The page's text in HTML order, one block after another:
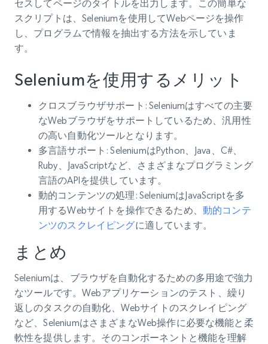
セスしてページのタイトルを出力します。この簡単な
スクリプトは、Seleniumを使用してWebページを操作
し、プログラムで情報を抽出する方法を示していま
す。
Seleniumを使用するメリット
クロスブラウザサポート : Seleniumはすべての主要
なWebブラウザをサポートしているため、汎用性
の高い自動化ツールとなります。
多言語サポート : SeleniumはPython、Java、C#、
Ruby、JavaScriptなど、さまざまなプログラミング
言語のAPIを提供しています。
動的コンテンツの処理 : SeleniumはJavaScriptを多
用するWebサイトを操作できるため、 動的コンテ
ンツのスクレイピングに適しています。
まとめ
Seleniumは、ブラウザを自動化するための多用途で強力
なツールです。Webアプリケーションのテスト、繰り
返しのタスクの自動化、Webサイトのスクレイピング
など、SeleniumはさまざまなWeb操作に必要な機能と柔
軟性を提供します。そのコンポーネントと機能を理解